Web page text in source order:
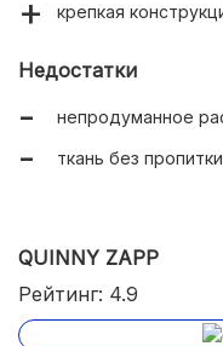
крепкая
Недостатки
непродуманное
ткань без
QUINNY ZAPP
Рейтинг: 4.9